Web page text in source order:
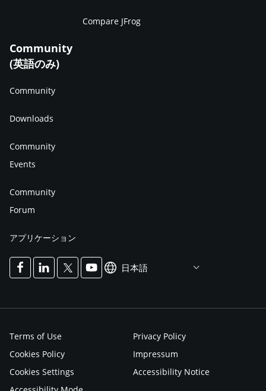
Compare JFrog
Community
(英語のみ)
Community
Downloads
Community
Events
Community
Forum
アプリケーション
日本語
Terms of Use
Privacy Policy
Cookies Policy
Impressum
Cookies Settings
Accessibility Notice